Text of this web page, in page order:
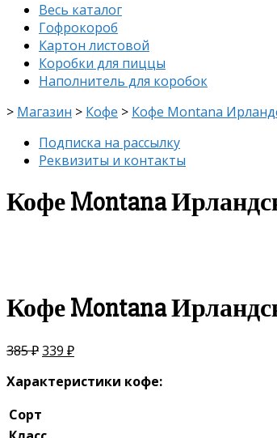
Весь каталог
Гофрокороб
Картон листовой
Коробки для пиццы
Наполнитель для коробок
> Магазин > Кофе > Кофе Montana
Подписка на рассылку
Реквизиты и контакты
Кофе Montana
Кофе Montana
385₽339 ₽
Характеристики кофе:
Сорт